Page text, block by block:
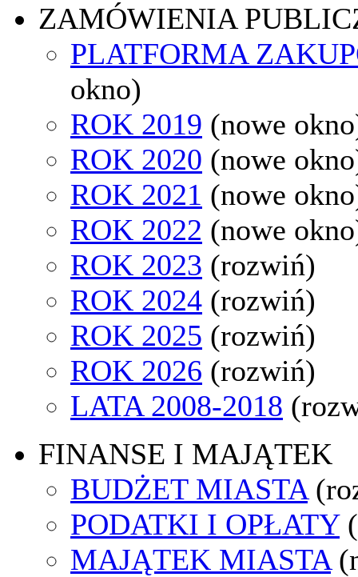
ZAMÓWIENIA
PLATFORMA
okno)
ROK 2019 (nowe
ROK 2020 (nowe
ROK 2021 (nowe
ROK 2022 (nowe
ROK 2023 (rozwiń)
ROK 2024 (rozwiń)
ROK 2025 (rozwiń)
ROK 2026 (rozwiń)
LATA 2008-2018
FINANSE I MAJĄTEK
BUDŻET MIASTA
PODATKI I OPŁATY
MAJĄTEK MIASTA